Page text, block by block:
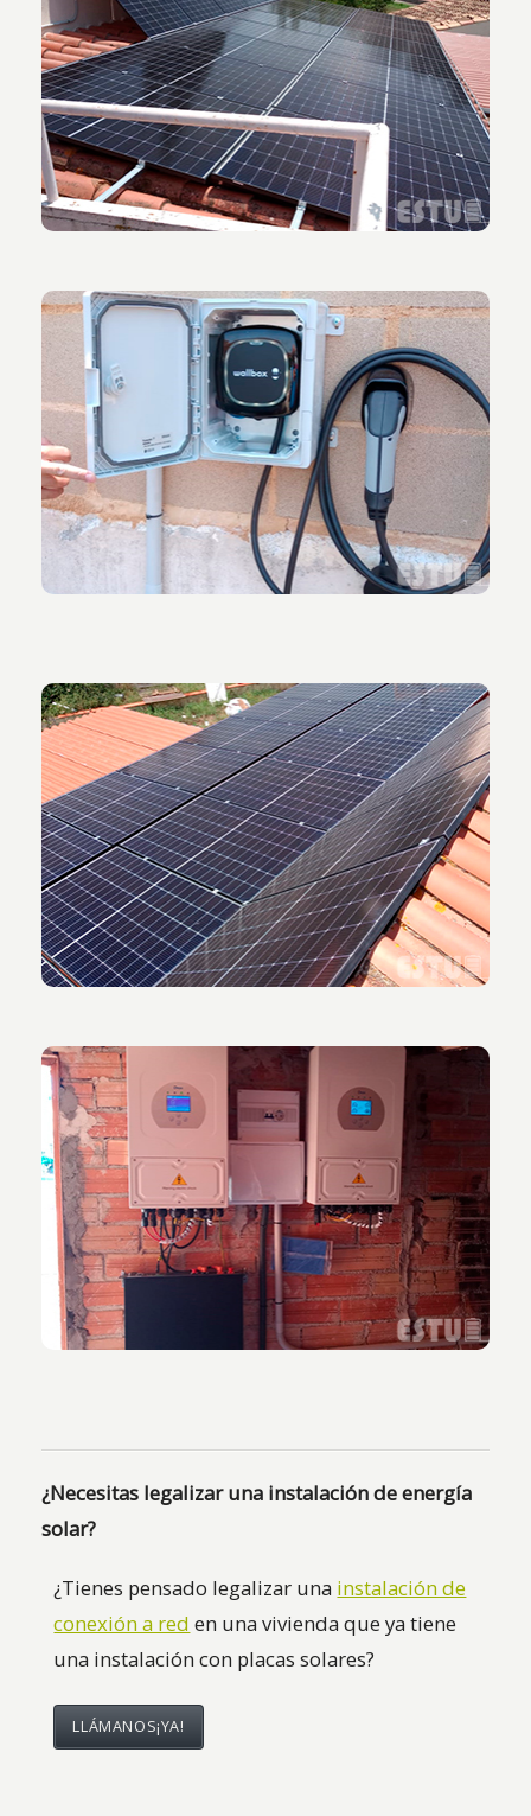
Vista de la instalación de placas solares en el tejado
de la vivienda.
Vista de la instalación del punto de recarga para
coches eléctricos.
Vista de los paneles solares instalados en el tejado.
Vista de las calderas e inversor.
¿Necesitas legalizar una instalación de energía
solar?
¿Tienes pensado legalizar una instalación de
conexión a red en una vivienda que ya tiene
una instalación con placas solares?
LLÁMANOS¡YA!